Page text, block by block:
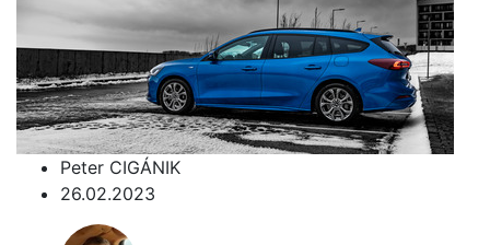
Peter CIGÁNIK
26.02.2023